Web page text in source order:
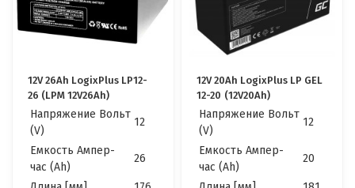
12V 26Ah LogixPlus LP12-
26 (LPM 12V26Ah)
Напряжение Вольт
(V)
12
Емкость Ампер-
час (Ah)
26
12V 20Ah LogixPlus LP GEL
12-20 (12V20Ah)
Напряжение Вольт
(V)
12
Емкость Ампер-
час (Ah)
20